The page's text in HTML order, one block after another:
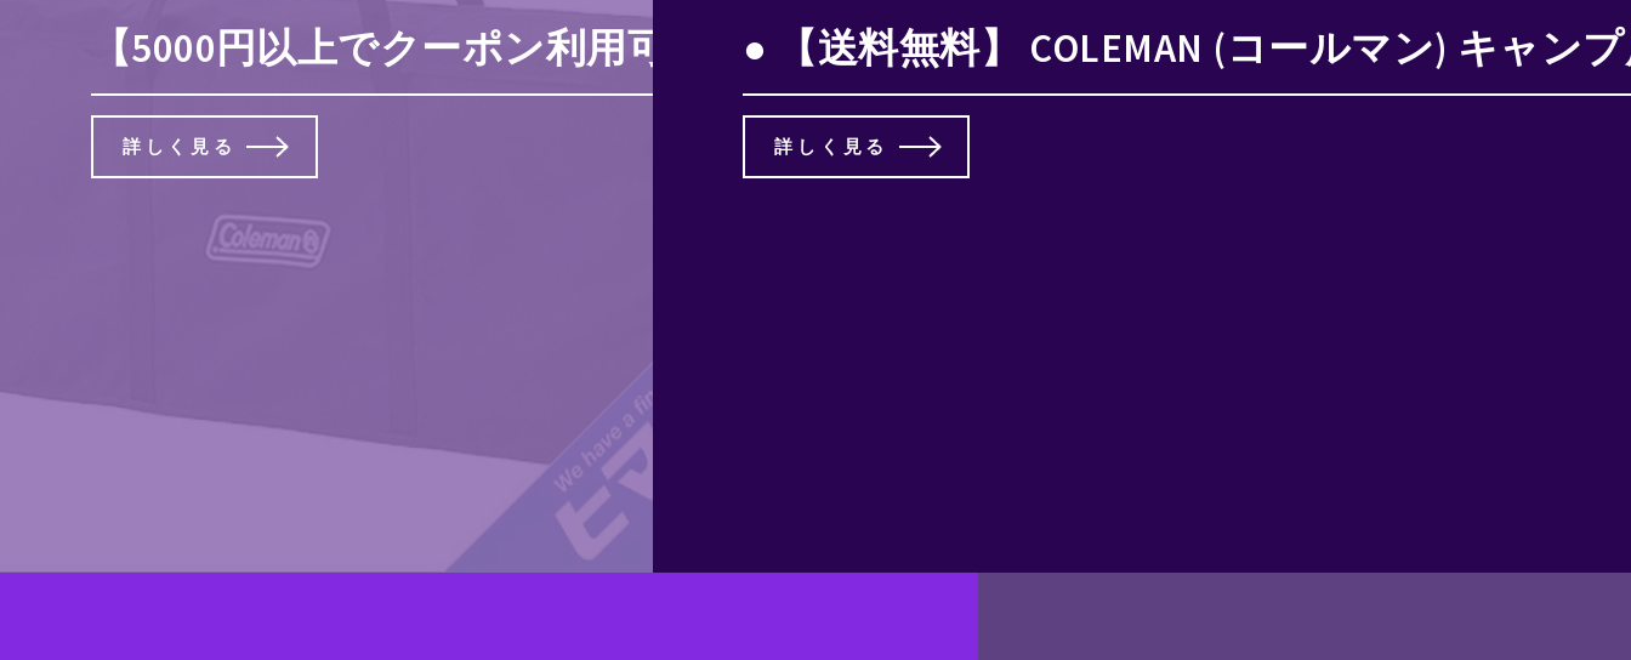
【5000円以上でクーポン利用可能 8/6 0:00〜8/9 1:59】 コールマン グリルキャリ
詳しく見る
● 【送料無料】 COLEMAN (コールマン) キャン
詳しく見る